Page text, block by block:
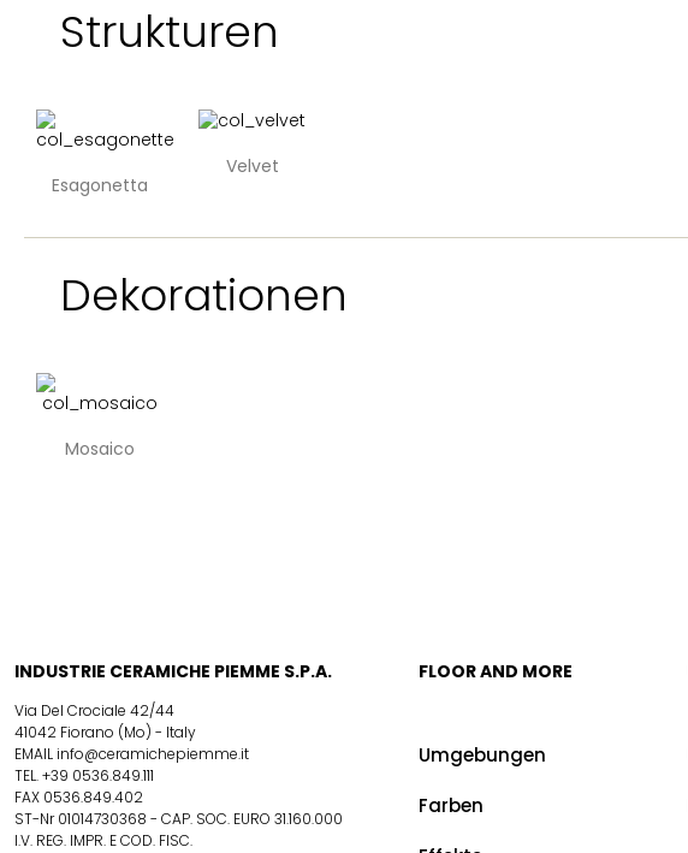
Strukturen
Esagonetta
Velvet
Dekorationen
Mosaico
INDUSTRIE CERAMICHE PIEMME S.P.A.
Via Del Crociale 42/44
41042 Fiorano (Mo) - Italy
EMAIL info@ceramichepiemme.it
TEL. +39 0536.849.111
FAX 0536.849.402
ST-Nr 01014730368 - CAP. SOC. EURO 31.160.000
I.V. REG. IMPR. E COD. FISC.
FLOOR AND MORE
Umgebungen
Farben